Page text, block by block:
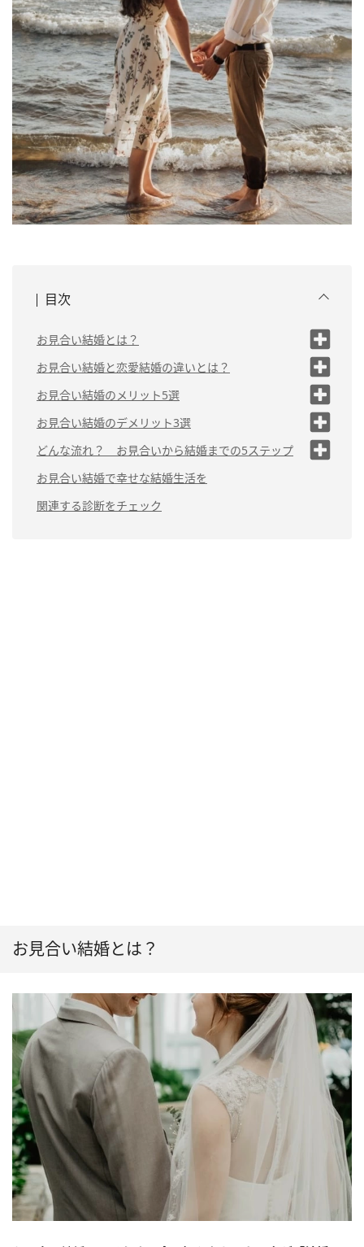
目次
お見合い結婚とは？
お見合い結婚の離婚率が低い
理由
お見合い結婚と恋愛結婚の違いとは？
（1）出会い
（2）婚活の方法
（3）ゴールインまでの
期間
お見合い結婚のメリット5選
（1）理想に近い相手と結婚できる
（2）結婚に至るまでの期間が短い
（3）家族の同意が得られやすい
（<span>4</span>）結婚観をすり合わせやすい
お見合い結婚のデメリット3選
（<span>1</span>）相手を条件で見て
しまう
（2）周りの目が気になる
（3）結婚相談所を利用するとお金が掛か
どんな流れ？ お見合いから結婚までの5ステップ
ステップ1：お見合いを決意
する
ステップ2：お見合いをする
お見合い結婚で幸せな結婚生活を
関連する診断をチェック
お見合い結婚とは？